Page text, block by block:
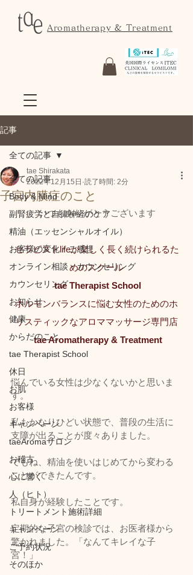
Aromatherapy & Treatment
記事
全ての記事
Body & Mind
副腎疲労と自律神経のケア
精油（エッセンシャルオイル）
お客様の変化・ご感想
オンライン相談・カウンセリング
カウンセリング
お知らせ
健康
からだのこと
tae Therapist School
休日
お肌
お客様
キャンペーン
taeAromaサロン
お稽古
心に響く
人（ヒト）
トリートメント施術詳細
キャンペーン
ご予約状況
そのほか
全ての記事
子宮内膜症のこと
tae Shirakata
2022年12月15日 読了時間: 2分
いつもありがとうございます
セラピストlifeが楽しく長く続けられるた
めのスクール
tae Therapist School
ホルモンバランスに悩む女性のためのホ
リスティックなアロママッサージ専門店
tae Aromatherapy & Treatment
悩んでいる女性は少なくないかと思いま
す。
私もかなりひどい状態で、普段の生活に
支障が出ることが度々ありました。
でもね、精油を使いはじめてから変わる
ことができたんです。
私自身が経験したことです。
定期的な子宮の検診では、お医者様から
驚かれました。「なんてキレイな子
宮！」